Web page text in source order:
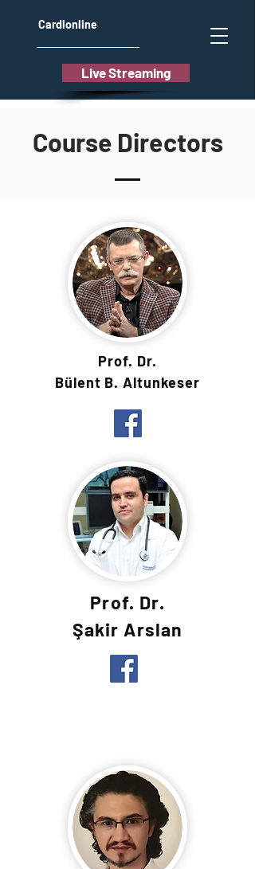
Cardionline
Live Streaming
Course Directors
Prof. Dr.
Bülent B. Altunkeser
Prof. Dr.
Şakir Arslan